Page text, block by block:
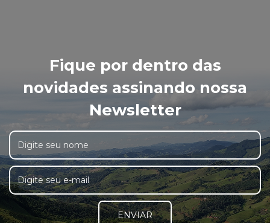
Fique por dentro das
novidades assinando nossa
Newsletter
ENVIAR